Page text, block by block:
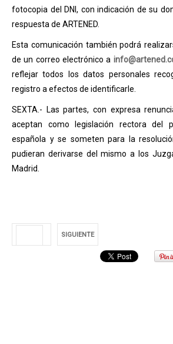
fotocopia del DNI, con indicación de su
respuesta de ARTENED.
Esta comunicación también podrá
de un correo electrónico a
reflejar todos los datos personales
registro a efectos de identificarle.
SEXTA.- Las partes, con expresa
aceptan como legislación rectora del
española y se someten para la
pudieran derivarse del mismo a los
Madrid.
SIGUIENTE